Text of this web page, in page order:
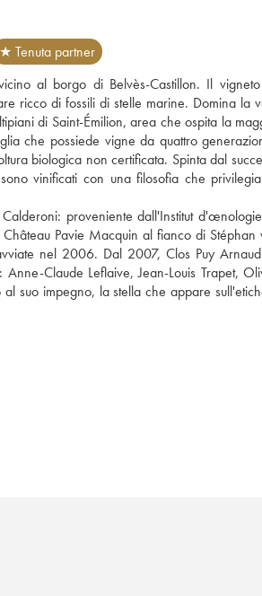
★ Tenuta partner
al borgo di Belvès-Castillon. Il
ricco di fossili di stelle marine. Domina la
di Saint-Émilion, area che ospita la
che possiede vigne da quattro
biologica non certificata. Spinta dal
vinificati con una filosofia che
proveniente dall'Institut
Pavie Macquin al fianco di Stéphan
nel 2006. Dal 2007, Clos Puy
Claude Leflaive, Jean-Louis Trapet,
suo impegno, la stella che appare